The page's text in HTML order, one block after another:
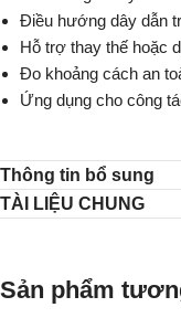
Điều hướng dây dẫn
Hỗ trợ thay thế hoặc
Đo khoảng cách an
Ứng dụng cho công
Thông tin bổ sung
TÀI LIỆU CHUNG
Sản phẩm